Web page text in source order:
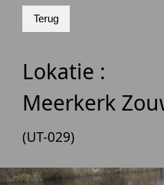
Lokatie :
Meerkerk
(UT-029)